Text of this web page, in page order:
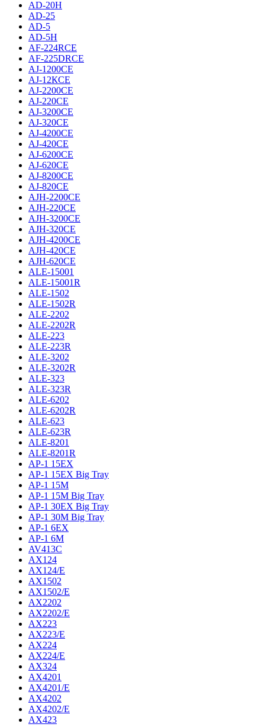
AD-20H
AD-25
AD-5
AD-5H
AF-224RCE
AF-225DRCE
AJ-1200CE
AJ-12КCE
AJ-2200CE
AJ-220CE
AJ-3200CE
AJ-320CE
AJ-4200CE
AJ-420CE
AJ-6200CE
AJ-620CE
AJ-8200CE
AJ-820CE
AJH-2200CE
AJH-220CE
AJH-3200CE
AJH-320CE
AJH-4200CE
AJH-420CE
AJH-620CE
ALE-15001
ALE-15001R
ALE-1502
ALE-1502R
ALE-2202
ALE-2202R
ALE-223
ALE-223R
ALE-3202
ALE-3202R
ALE-323
ALE-323R
ALE-6202
ALE-6202R
ALE-623
ALE-623R
ALE-8201
ALE-8201R
AP-1 15EX
AP-1 15EX Big Tray
AP-1 15M
AP-1 15M Big Tray
AP-1 30EX Big Tray
AP-1 30M Big Tray
AP-1 6EX
AP-1 6M
AV413C
AX124
AX124/E
AX1502
AX1502/E
AX2202
AX2202/E
AX223
AX223/E
AX224
AX224/E
AX324
AX4201
AX4201/E
AX4202
AX4202/E
AX423